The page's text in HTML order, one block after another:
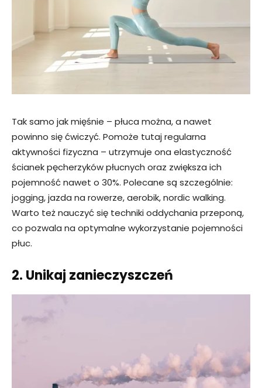
Tak samo jak mięśnie – płuca można, a nawet
powinno się ćwiczyć. Pomoże tutaj regularna
aktywności fizyczna – utrzymuje ona elastyczność
ścianek pęcherzyków płucnych oraz zwiększa ich
pojemność nawet o 30%. Polecane są szczególnie:
jogging, jazda na rowerze, aerobik, nordic walking.
Warto też nauczyć się techniki oddychania przeponą,
co pozwala na optymalne wykorzystanie pojemności
płuc.
2. Unikaj zanieczyszczeń